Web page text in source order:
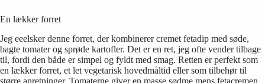
En lækker forret
Jeg eeelsker denne forret, der kombinerer cremet fetadip med søde,
bagte tomater og sprøde kartofler. Det er en ret, jeg ofte vender tilbage
til, fordi den både er simpel og fyldt med smag. Retten er perfekt som
en lækker forret, et let vegetarisk hovedmåltid eller som tilbehør til
større anretninger. Tomaterne giver en masse sødme mens fetacremen